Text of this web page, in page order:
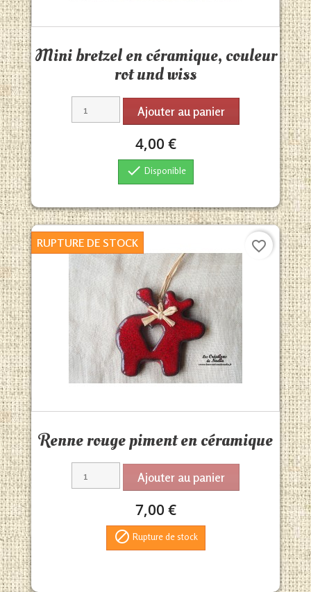
Mini bretzel en céramique, couleur
rot und wiss
Ajouter au panier
4,00 €
 Disponible
Renne rouge piment en céramique
Ajouter au panier
7,00 €
 Rupture de stock
RUPTURE DE STOCK favorite_border